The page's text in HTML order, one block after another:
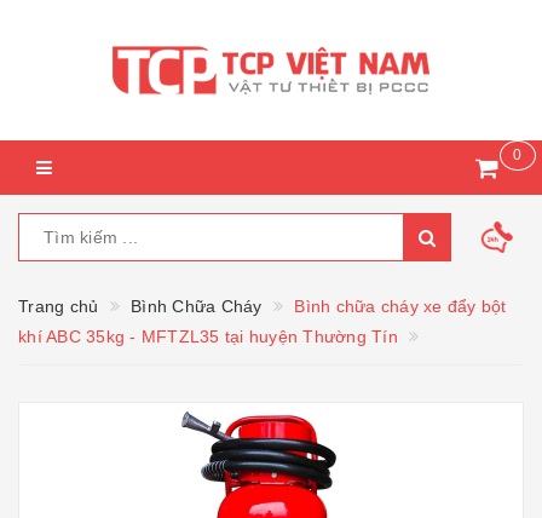
0
Trang chủ Bình Chữa Cháy
Bình chữa cháy xe đẩy bột
khí ABC 35kg - MFTZL35 tại huyện Thường Tín